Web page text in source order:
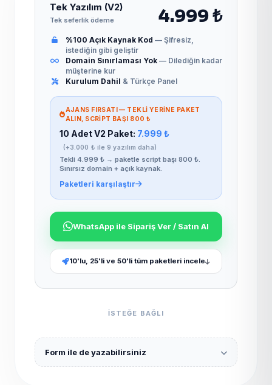
Tek Yazılım (V2)
Tek seferlik ödeme 4.999 ₺
%100 Açık Kaynak Kod — Şifresiz,
istediğin gibi geliştir
Domain Sınırlaması Yok— Dilediğin kadar
müşterine kur
Kurulum Dahil & Türkçe Panel
AJANS FIRSATI — TEKLI YERINE PAKET
ALIN, SCRIPT BAŞI 800 ₺
10 Adet V2 Paket: 7.999 ₺
(+3.000 ₺ ile 9 yazılım daha)
Tekli 4.999 ₺ → paketle script başı 800 ₺.
Sınırsız domain + açık kaynak.
Paketleri karşılaştır
WhatsApp ile Sipariş Ver / Satın Al
10'lu, 25'li ve 50'li tüm paketleri incele
ISTEĞE BAĞLI
Form ile de yazabilirsiniz